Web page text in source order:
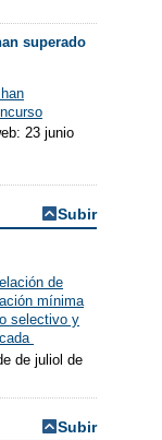
superado
23 junio
Subir
de
mínima
selectivo y
de juliol de
Subir